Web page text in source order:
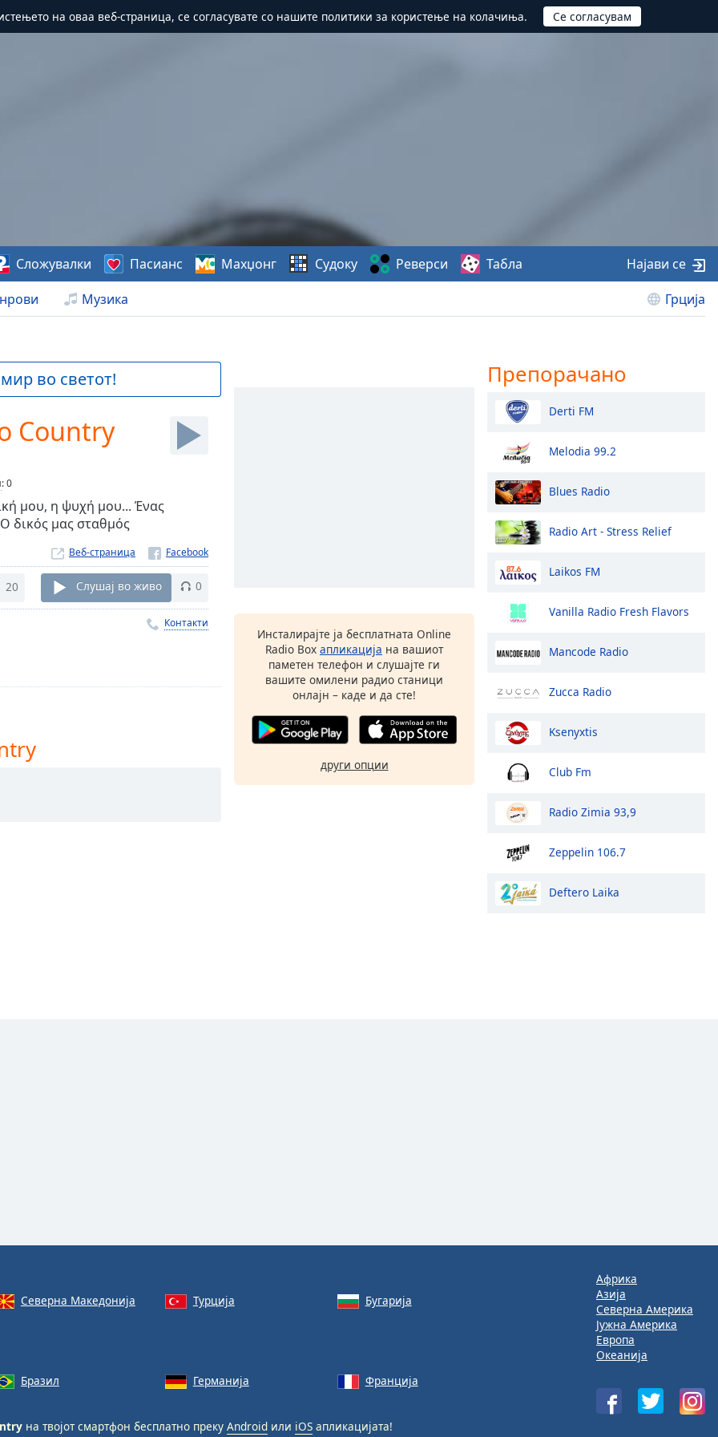
на оваа веб-страница, се согласувате со нашите политики за користење на колачиња.
Музика Грција
Сложувалки Пасианс Махџонг Судоку Реверси Табла Најави се
во светот!
Country
:0
μου, η ψυχή μου... Ένας
δικός μας σταθμός
Веб-страница
20 Слушај во живо 0
Контакти
Инсталирајте ја бесплатната Online
Radio Box апликација на вашиот
паметен телефон и слушајте ги
вашите омилени радио станици
онлајн – каде и да сте!
други опции
Препорачано
Derti FM
Melodia 99.2
Blues Radio
Radio Art - Stress Relief
Laikos FM
Vanilla Radio Fresh Flavors
Mancode Radio
Zucca Radio
Ksenyxtis
Club Fm
Radio Zimia 93,9
Zeppelin 106.7
Deftero Laika
Северна Македонија Турција
Бугарија
Бразил Германија Франција
на твојот смартфон бесплатно преку Android или iOS апликацијата!
Африка
Азија
Северна Америка
Јужна Америка
Европа
Океанија